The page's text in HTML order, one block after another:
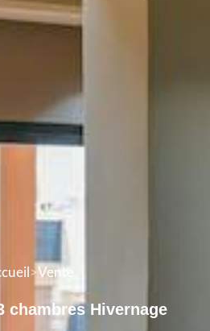
>Vente
chambres Hivernage